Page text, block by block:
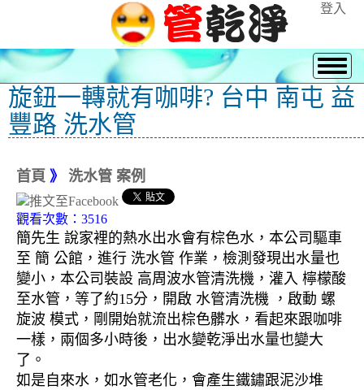
登入
旋鈕一轉就有咖啡? 台中 南屯 益
豐路 洗水管
首頁 》 洗水管 案例
觀看次數：3516
簡先生 說家裡的熱水出水會有棕色水，本公司驅車
至 簡 公館，進行 洗水管 作業，檢測發現出水量也
變小，本公司裝設 高周波水管清洗機，灌入 檸檬酸
至水管，等了約15分，開啟 水管清洗機 ，啟動 螺
旋波 模式，剛開始就流出棕色髒水，看起來跟咖啡
一樣，兩個多小時後，出水變乾淨出水量也變大
了。
如是自來水，如水管老化，會產生鐵鏽跟泥沙堆